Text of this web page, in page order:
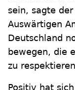
sein, sagte
Auswärtigen
Deutschland
bewegen, die
zu
Positiv hat